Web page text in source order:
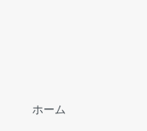
ホーム